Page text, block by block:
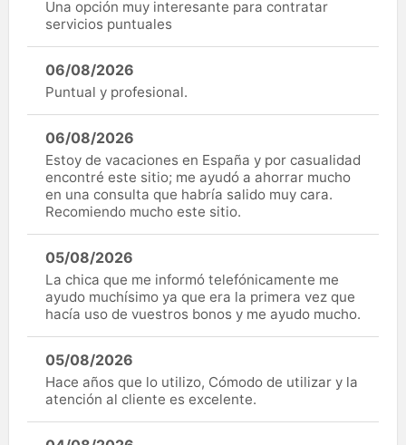
Una opción muy interesante para contratar
servicios puntuales
06/08/2026
Puntual y profesional.
06/08/2026
Estoy de vacaciones en España y por casualidad
encontré este sitio; me ayudó a ahorrar mucho
en una consulta que habría salido muy cara.
Recomiendo mucho este sitio.
05/08/2026
La chica que me informó telefónicamente me
ayudo muchísimo ya que era la primera vez que
hacía uso de vuestros bonos y me ayudo mucho.
05/08/2026
Hace años que lo utilizo, Cómodo de utilizar y la
atención al cliente es excelente.